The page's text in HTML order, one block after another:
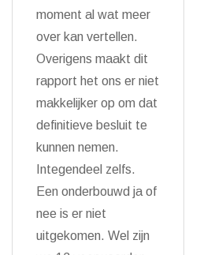
moment al wat meer
over kan vertellen.
Overigens maakt dit
rapport het ons er niet
makkelijker op om dat
definitieve besluit te
kunnen nemen.
Integendeel zelfs.
Een onderbouwd ja of
nee is er niet
uitgekomen. Wel zijn